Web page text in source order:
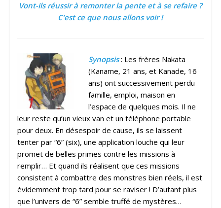
Vont-ils réussir à remonter la pente et à se refaire ?
C’est ce que nous allons voir !
Synopsis: Les frères Nakata
(Kaname, 21 ans, et Kanade, 16
ans) ont successivement perdu
famille, emploi, maison en
l’espace de quelques mois. Il ne
leur reste qu’un vieux van et un téléphone portable
pour deux. En désespoir de cause, ils se laissent
tenter par “6” (six), une application louche qui leur
promet de belles primes contre les missions à
remplir… Et quand ils réalisent que ces missions
consistent à combattre des monstres bien réels, il est
évidemment trop tard pour se raviser ! D’autant plus
que l’univers de “6” semble truffé de mystères…